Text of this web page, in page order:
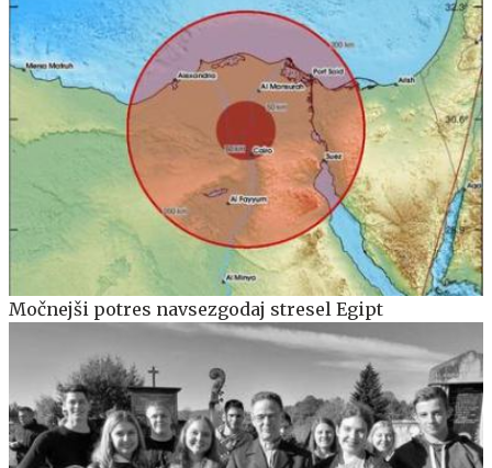
Močnejši potres navsezgodaj stresel Egipt